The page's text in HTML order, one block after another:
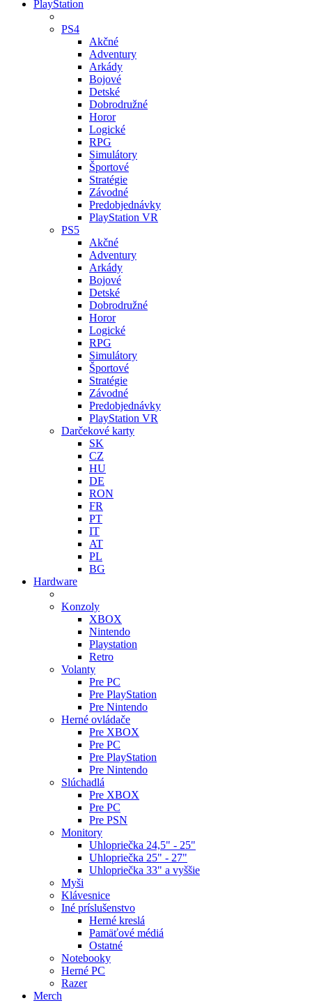
PlayStation
PS4
Akčné
Adventury
Arkády
Bojové
Detské
Dobrodružné
Horor
Logické
RPG
Simulátory
Športové
Stratégie
Závodné
Predobjednávky
PlayStation VR
PS5
Akčné
Adventury
Arkády
Bojové
Detské
Dobrodružné
Horor
Logické
RPG
Simulátory
Športové
Stratégie
Závodné
Predobjednávky
PlayStation VR
Darčekové karty
SK
CZ
HU
DE
RON
FR
PT
IT
AT
PL
BG
Hardware
Konzoly
XBOX
Nintendo
Playstation
Retro
Volanty
Pre PC
Pre PlayStation
Pre Nintendo
Herné ovládače
Pre XBOX
Pre PC
Pre PlayStation
Pre Nintendo
Slúchadlá
Pre XBOX
Pre PC
Pre PSN
Monitory
Uhlopriečka 24,5" - 25"
Uhlopriečka 25" - 27"
Uhlopriečka 33" a vyššie
Myši
Klávesnice
Iné príslušenstvo
Herné kreslá
Pamäťové médiá
Ostatné
Notebooky
Herné PC
Razer
Merch